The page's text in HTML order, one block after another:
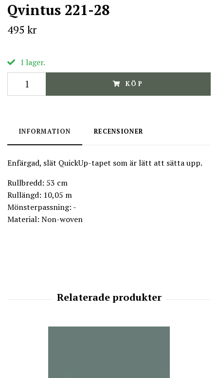
Qvintus 221-28
495 kr
I lager.
KÖP
INFORMATION RECENSIONER
Enfärgad, slät QuickUp-tapet som är lätt att sätta upp.
Rullbredd: 53 cm
Rullängd: 10,05 m
Mönsterpassning: -
Material: Non-woven